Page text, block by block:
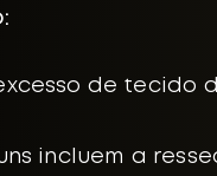
de tecido
incluem a